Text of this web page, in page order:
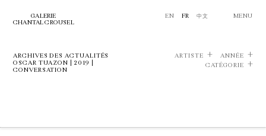
GALERIE
CHANTAL CROUSEL
EN FR 中文 MENU
ARCHIVES DES ACTUALITÉS
OSCAR TUAZON | 2019 |
CONVERSATION
ARTISTE
ANNÉE
CATÉGORIE